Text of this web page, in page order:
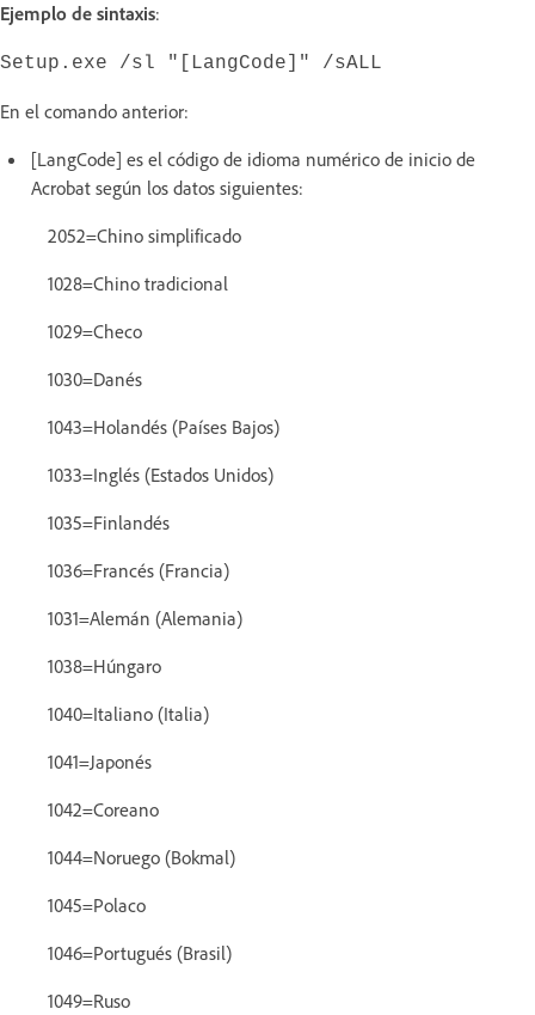
Ejemplo de sintaxis:
Setup.exe /sl "[LangCode]" /sALL
En el comando anterior:
[LangCode] es el código de idioma numérico de inicio de
Acrobat según los datos siguientes:
2052=Chino simplificado
1028=Chino tradicional
1029=Checo
1030=Danés
1043=Holandés (Países Bajos)
1033=Inglés (Estados Unidos)
1035=Finlandés
1036=Francés (Francia)
1031=Alemán (Alemania)
1038=Húngaro
1040=Italiano (Italia)
1041=Japonés
1042=Coreano
1044=Noruego (Bokmal)
1045=Polaco
1046=Portugués (Brasil)
1049=Ruso